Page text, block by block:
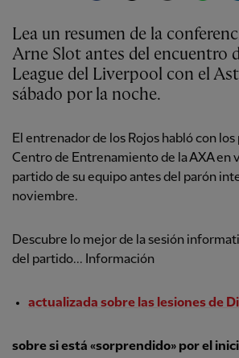
Lea un resumen de la
Arne Slot antes del encuentro
League del Liverpool con el
sábado por la noche.
El entrenador de los Rojos habló con los
Centro de Entrenamiento de la AXA en
partido de su equipo antes del parón
noviembre.
Descubre lo mejor de la sesión
del partido... Información
actualizada sobre las lesiones de
sobre si está «sorprendido» por el